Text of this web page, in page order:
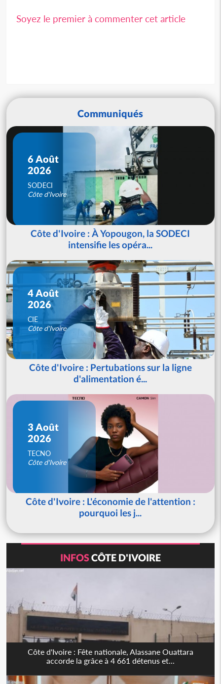
Soyez le premier à commenter cet article
Communiqués
6 Août
2026
SODECI
Côte d'Ivoire
Côte d'Ivoire : À Yopougon, la SODECI
intensifie les opéra...
4 Août
2026
CIE
Côte d'Ivoire
Côte d'Ivoire : Pertubations sur la ligne
d'alimentation é...
3 Août
2026
TECNO
Côte d'Ivoire
Côte d'Ivoire : L'économie de l'attention :
pourquoi les j...
INFOSCÔTE D'IVOIRE
Côte d'Ivoire : Fête nationale, Alassane Ouattara
accorde la grâce à 4 661 détenus et...